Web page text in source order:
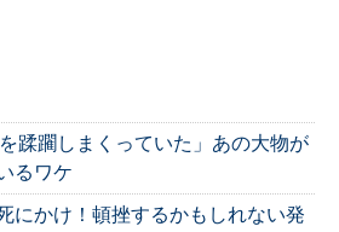
蹂躙しまくっていた」あの大物が
るワケ
にかけ！頓挫するかもしれない発